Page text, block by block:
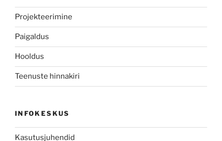
Projekteerimine
Paigaldus
Hooldus
Teenuste hinnakiri
INFOKESKUS
Kasutusjuhendid